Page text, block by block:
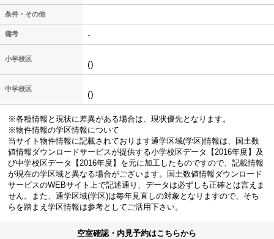
条件・その他
備考 -
小学校区
()
中学校区
()
※各種情報と現状に差異がある場合は、現状優先となります。
※物件情報の学区情報について
当サイト物件情報に記載されております通学区域(学区)情報は、国土数
値情報ダウンロードサービスが提供する小学校区データ【2016年度】及
び中学校区データ【2016年度】を元に加工したものですので、記載情報
が現在の学区域と異なる場合がございます。国土数値情報ダウンロード
サービスのWEBサイト上で記述通り、データは必ずしも正確とは言えま
せん。また、通学区域(学区)は毎年見直しの対象となりますので、そち
らを踏まえ学区情報は参考としてご活用下さい。
空室確認・内見予約はこちらから